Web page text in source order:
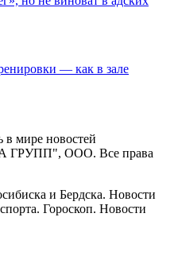
— как в зале
в мире новостей
ГРУПП", ООО. Все права
и Бердска. Новости
Гороскоп. Новости